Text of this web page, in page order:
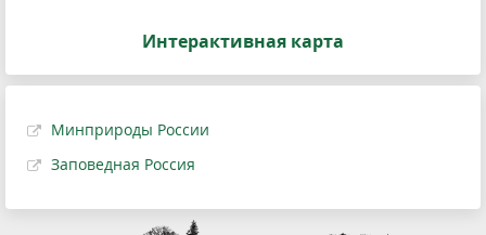
Интерактивная карта
Минприроды России
Заповедная Россия